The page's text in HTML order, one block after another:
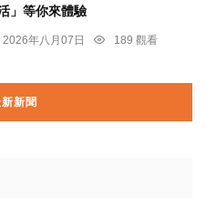
」等你來體驗
2026年八月07日
189 觀看
新聞